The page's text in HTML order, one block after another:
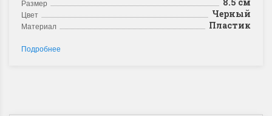
Размер
Цвет Черный
Материал Пластик
Подробнее